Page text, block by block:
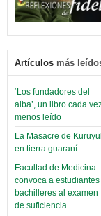
Artículos más
‘Los fundadores del
alba’, un libro cada
menos leído
La Masacre de
en tierra guaraní
Facultad de Medicina
convoca a estudiantes
bachilleres al examen
de suficiencia